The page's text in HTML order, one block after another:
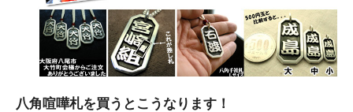
八角喧嘩札を買うとこうなります！